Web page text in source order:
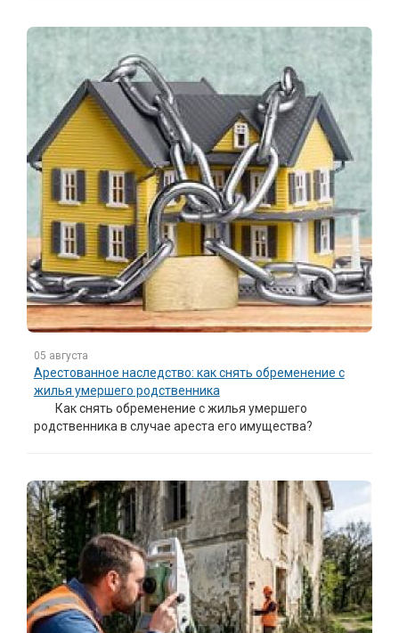
05 августа
Арестованное наследство: как снять обременение с
жилья умершего родственника
Как снять обременение с жилья умершего
родственника в случае ареста его имущества?